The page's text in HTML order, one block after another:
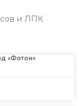
и ЛПК
«Фотон»